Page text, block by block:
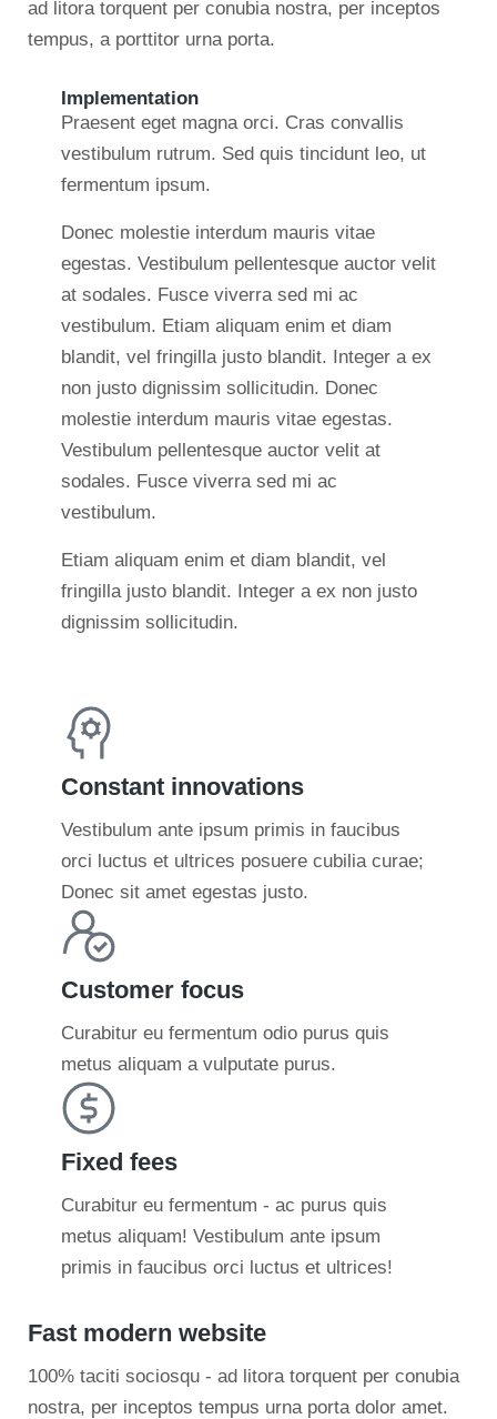
ad litora torquent per conubia nostra, per inceptos
tempus, a porttitor urna porta.
Implementation
Praesent eget magna orci. Cras convallis
vestibulum rutrum. Sed quis tincidunt leo, ut
fermentum ipsum.
Donec molestie interdum mauris vitae
egestas. Vestibulum pellentesque auctor velit
at sodales. Fusce viverra sed mi ac
vestibulum. Etiam aliquam enim et diam
blandit, vel fringilla justo blandit. Integer a ex
non justo dignissim sollicitudin. Donec
molestie interdum mauris vitae egestas.
Vestibulum pellentesque auctor velit at
sodales. Fusce viverra sed mi ac
vestibulum.
Etiam aliquam enim et diam blandit, vel
fringilla justo blandit. Integer a ex non justo
dignissim sollicitudin.
Constant innovations
Vestibulum ante ipsum primis in faucibus
orci luctus et ultrices posuere cubilia curae;
Donec sit amet egestas justo.
Customer focus
Curabitur eu fermentum odio purus quis
metus aliquam a vulputate purus.
Fixed fees
Curabitur eu fermentum - ac purus quis
metus aliquam! Vestibulum ante ipsum
primis in faucibus orci luctus et ultrices!
Fast modern website
100% taciti sociosqu - ad litora torquent per conubia
nostra, per inceptos tempus urna porta dolor amet.